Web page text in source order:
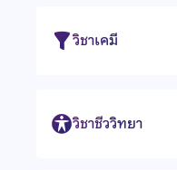
วิชาเคมี
วิชาชีววิทยา